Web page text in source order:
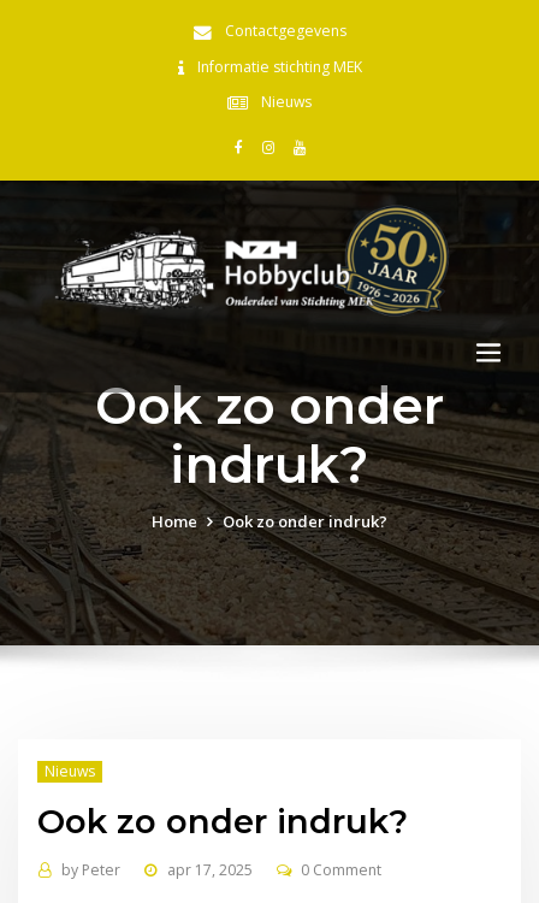
Contactgegevens
Informatie stichting MEK
Nieuws
Ook zo onder
indruk?
Home Ook zo onder indruk?
Nieuws
Ook zo onder indruk?
by Peter apr 17, 2025 0 Comment